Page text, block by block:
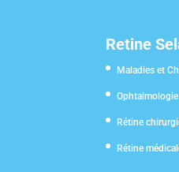
Retine
Maladies et
Ophtalmologie
Rétine
Rétine